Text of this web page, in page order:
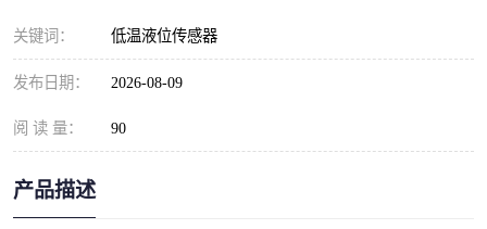
关键词： 低温液位传感器
发布日期： 2026-08-09
阅 读 量： 90
产品描述